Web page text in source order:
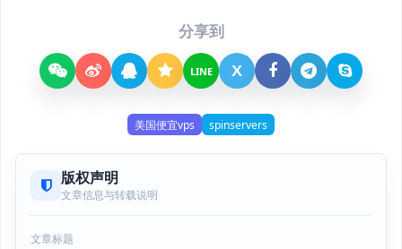
分享到
LINE X
美国便宜vps spinservers
版权声明
文章信息与转载说明
文章标题